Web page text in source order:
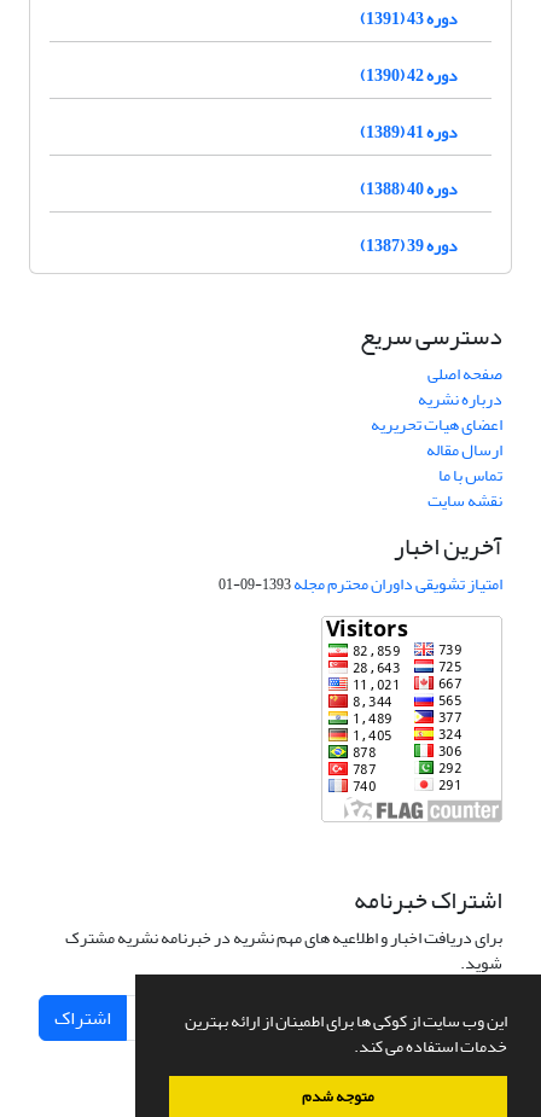
این وب سایت از کوکی ها برای اطمینان از ارائه بهترین
خدمات استفاده می کند.
متوجه شدم
دوره 43 (1391)
دوره 42 (1390)
دوره 41 (1389)
دوره 40 (1388)
دوره 39 (1387)
دسترسی سریع
صفحه اصلی
درباره نشریه
اعضای هیات تحریریه
ارسال مقاله
تماس با ما
نقشه سایت
آخرین اخبار
امتیاز تشویقی داوران محترم مجله1393-09-01
اشتراک خبرنامه
برای دریافت اخبار و اطلاعیه های مهم نشریه در خبرنامه نشریه مشترک
شوید.
اشتراک